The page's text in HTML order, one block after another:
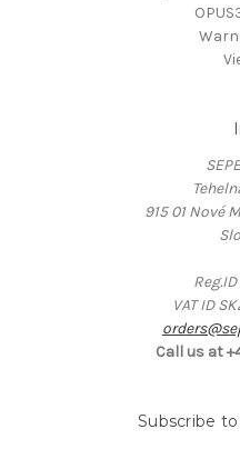
915 01 Nové
VAT ID
Call us at
Subscribe